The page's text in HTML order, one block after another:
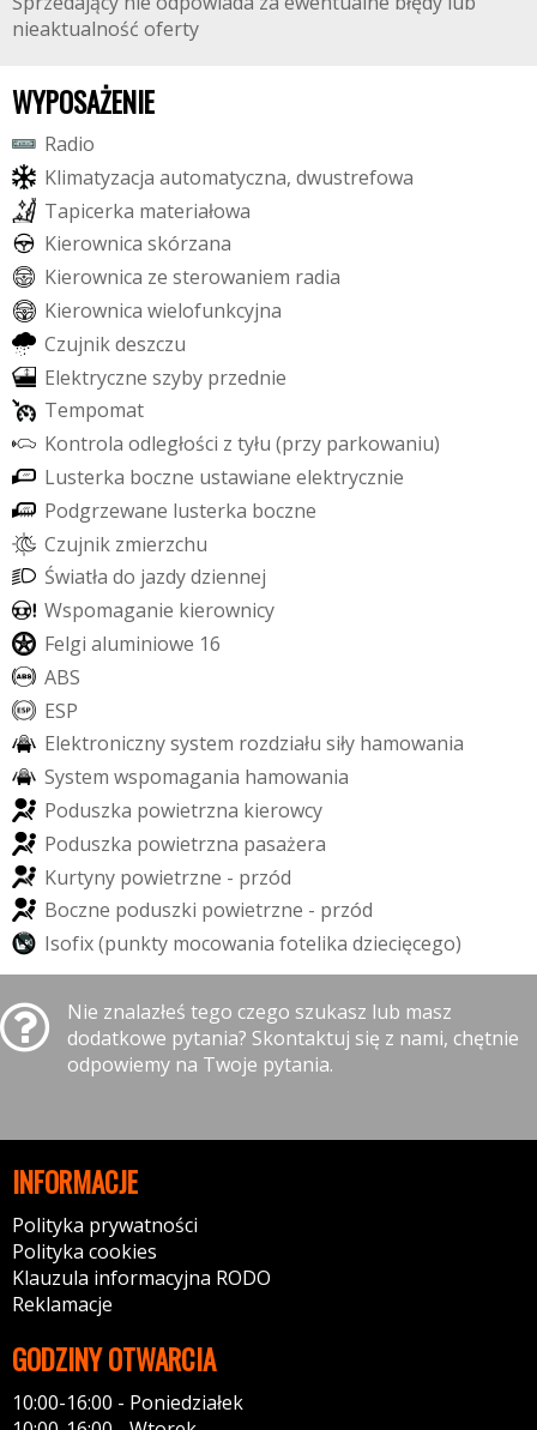
nieaktualność oferty
WYPOSAŻENIE
Radio
Klimatyzacja automatyczna, dwustrefowa
Tapicerka materiałowa
Kierownica skórzana
Kierownica ze sterowaniem radia
Kierownica wielofunkcyjna
Czujnikdeszczu
Elektryczne szyby przednie
Tempomat
Kontrola odległości z tyłu (przy parkowaniu)
Lusterka boczne ustawiane elektrycznie
Podgrzewane lusterka boczne
Czujnik zmierzchu
Światła do jazdydziennej
Wspomaganie kierownicy
Felgi aluminiowe 16
ABS
ESP
Elektronicznysystem rozdziału siły hamowania
System wspomagania hamowania
Poduszka powietrzna kierowcy
Poduszka powietrzna pasażera
Kurtyny powietrzne - przód
Boczne poduszki powietrzne - przód
Isofix(punkty mocowania fotelika dziecięcego)
Nie znalazłeś tego czego szukasz lub masz
dodatkowe pytania? Skontaktuj się z nami, chętnie
odpowiemy na Twoje pytania.
INFORMACJE
Polityka prywatności
Polityka cookies
Klauzula informacyjna RODO
Reklamacje
GODZINY OTWARCIA
10:00-16:00 - Poniedziałek